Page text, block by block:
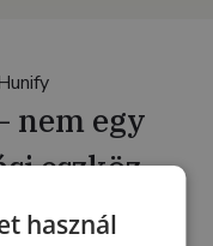
nem egy
eszköz
és
A robotkar
használ